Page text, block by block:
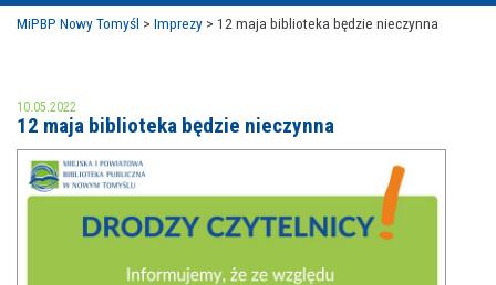
MOJE KONTO
AKTUALNOŚCI
MiPBP Nowy Tomyśl > Imprezy > 12 maja biblioteka będzie nieczynna
10.05.2022
12 maja biblioteka będzie nieczynna